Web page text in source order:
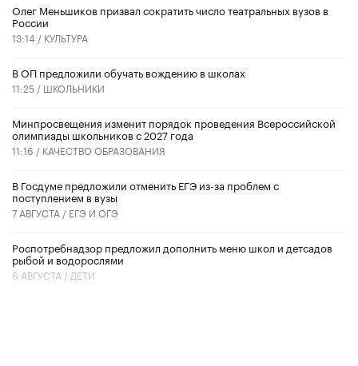
Олег Меньшиков призвал сократить число театральных вузов в
России
13:14 / КУЛЬТУРА
В ОП предложили обучать вождению в школах
11:25 / ШКОЛЬНИКИ
Минпросвещения изменит порядок проведения Всероссийской
олимпиады школьников с 2027 года
11:16 / КАЧЕСТВО ОБРАЗОВАНИЯ
В Госдуме предложили отменить ЕГЭ из-за проблем с
поступлением в вузы
7 АВГУСТА / ЕГЭ И ОГЭ
Роспотребнадзор предложил дополнить меню школ и детсадов
рыбой и водорослями
6 АВГУСТА / ДЕТИ